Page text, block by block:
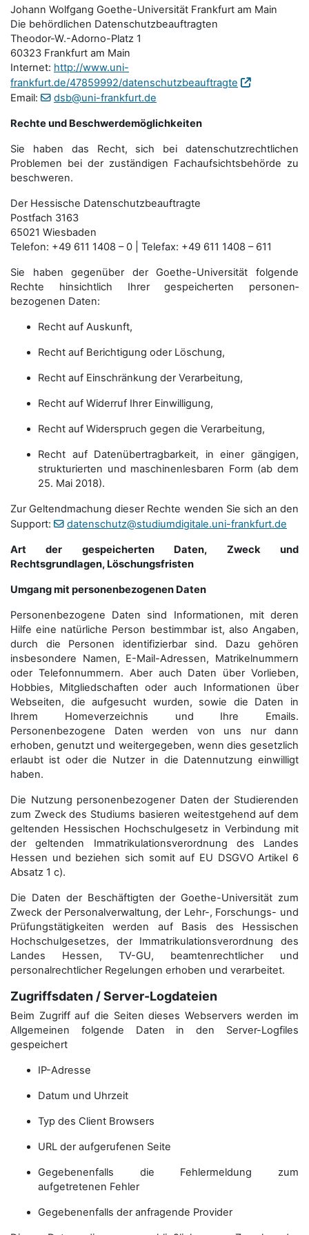
Johann Wolfgang Goethe-Universität Frankfurt am Main
Die behördlichen Datenschutzbeauftragten
Theodor-W.-Adorno-Platz 1
60323 Frankfurt am Main
Internet: http://www.uni-
frankfurt.de/47859992/datenschutzbeauftragte
Email:
dsb@uni-frankfurt.de
Rechte und Beschwerdemöglichkeiten
Sie haben das Recht, sich bei datenschutzrechtlichen
Problemen bei der zuständigen Fachauf­sichts­behörde zu
beschweren.
Der Hessische Datenschutzbeauftragte
Postfach 3163
65021 Wiesbaden
Telefon: +49 611 1408 – 0 | Telefax: +49 611 1408 – 611
Sie haben gegenüber der Goethe-Universität folgende
Rechte hinsichtlich Ihrer gespeicherten personen­
bezogenen Daten:
Recht auf Auskunft,
Recht auf Berichtigung oder Löschung,
Recht auf Einschränkung der Verarbeitung,
Recht auf Widerruf Ihrer Einwilligung,
Recht auf Widerspruch gegen die Verarbeitung,
Recht auf Datenübertragbarkeit, in einer gängigen,
strukturierten und maschinenlesbaren Form (ab dem
25. Mai 2018).
Zur Geltendmachung dieser Rechte wenden Sie sich an den
Support:
datenschutz@studiumdigitale.uni-frankfurt.de
Art der gespeicherten Daten, Zweck und
Rechtsgrundlagen, Löschungsfristen
Umgang mit personenbezogenen Daten
Personenbezogene Daten sind Informationen, mit deren
Hilfe eine natürliche Person bestimmbar ist, also Angaben,
durch die Personen identifizierbar sind. Dazu gehören
insbesondere Namen, E-Mail-Adressen, Matrikelnummern
oder Telefonnummern. Aber auch Daten über Vorlieben,
Hobbies, Mitgliedschaften oder auch Informationen über
Webseiten, die aufgesucht wurden, sowie die Daten in
Ihrem Homeverzeichnis und Ihre Emails.
Personenbezogene Daten werden von uns nur dann
erhoben, genutzt und weitergegeben, wenn dies gesetzlich
erlaubt ist oder die Nutzer in die Datennutzung einwilligt
haben.
Die Nutzung personenbezogener Daten der Studierenden
zum Zweck des Studiums basieren weitestgehend auf dem
geltenden Hessischen Hochschulgesetz in Verbindung mit
der geltenden Immatrikulationsverordnung des Landes
Hessen und beziehen sich somit auf EU DSGVO Artikel 6
Absatz 1 c).
Die Daten der Beschäftigten der Goethe-Universität zum
Zweck der Personal­verwaltung, der Lehr-, Forschungs- und
Prüfungstätigkeiten werden auf Basis des Hessischen
Hochschulgesetzes, der Immatrikulations­verordnung des
Landes Hessen, TV-GU, beamtenrechtlicher und
personalrechtlicher Regelungen erhoben und verarbeitet.
Zugriffsdaten / Server-Logdateien
Beim Zugriff auf die Seiten dieses Webservers werden im
Allgemeinen folgende Daten in den Server-Logfiles
gespeichert
IP-Adresse
Datum und Uhrzeit
Typ des Client Browsers
URL der aufgerufenen Seite
Gegebenenfalls die Fehlermeldung zum
aufgetretenen Fehler
Gegebenenfalls der anfragende Provider